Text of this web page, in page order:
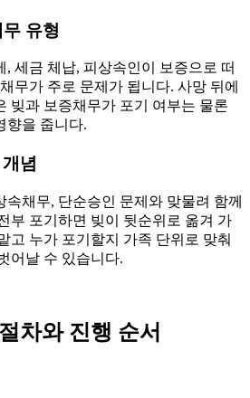
유형
, 세금 체납, 피상속인이 보증으로 떠
무가 주로 문제가 됩니다. 사망 뒤에
빚과 보증채무가 포기 여부는 물론
향을 줍니다.
념
채무, 단순승인 문제와 맞물려 함께
부 포기하면 빚이 뒷순위로 옮겨 가
고 누가 포기할지 가족 단위로 맞춰
어날 수 있습니다.
차와 진행 순서